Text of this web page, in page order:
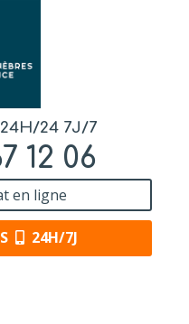
24 7J/7
12 06
en ligne
24H/7J